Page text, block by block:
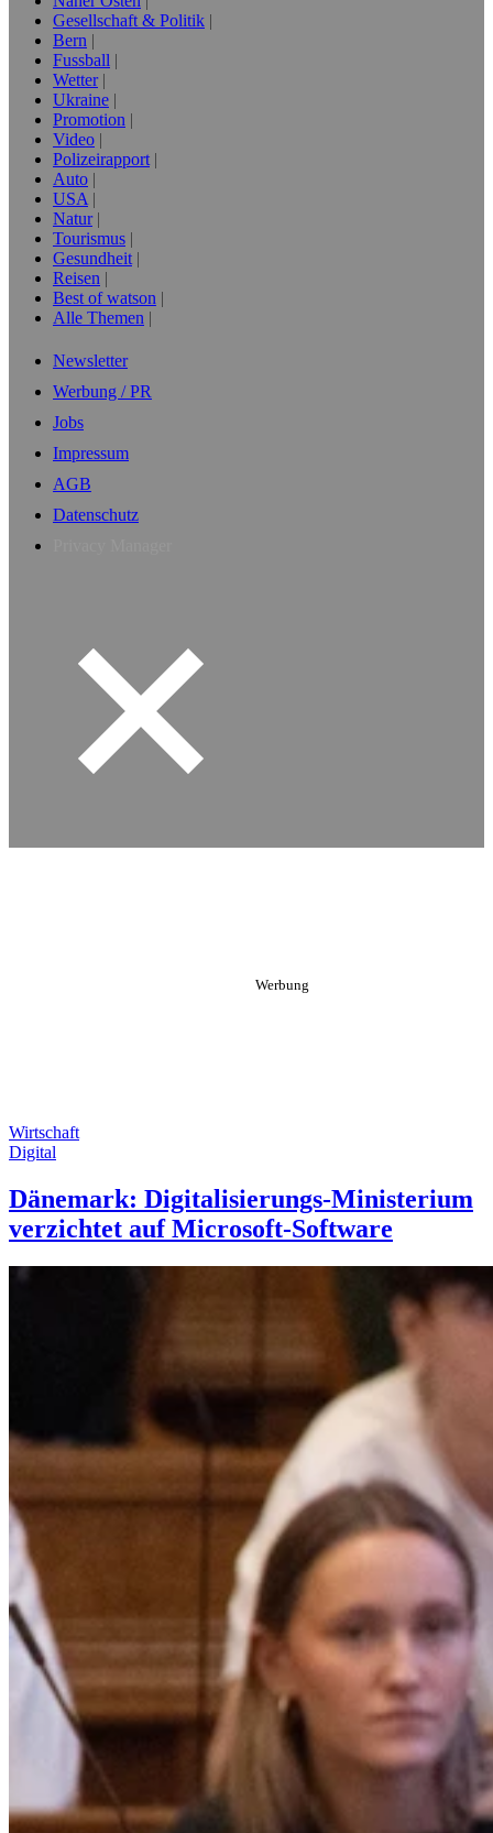
Gesellschaft & Politik
Bern
Fussball
Wetter
Ukraine
Promotion
Video
Polizeirapport
Auto
USA
Natur
Tourismus
Gesundheit
Reisen
Best of watson
Alle Themen
Newsletter
Werbung / PR
Jobs
Impressum
AGB
Datenschutz
Wirtschaft
Digital
Dänemark: Digitalisierungs-Ministerium
verzichtet auf Microsoft-Software